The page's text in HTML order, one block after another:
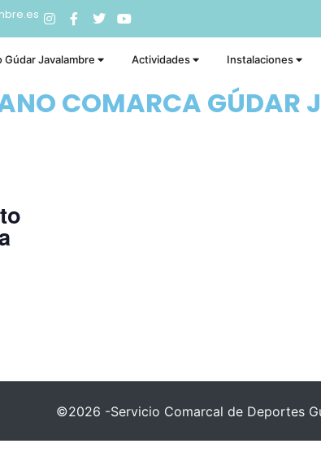
Gúdar Javalambre Actividades Instalaciones
COMARCA GÚDAR
©2026 -Servicio Comarcal de Deportes